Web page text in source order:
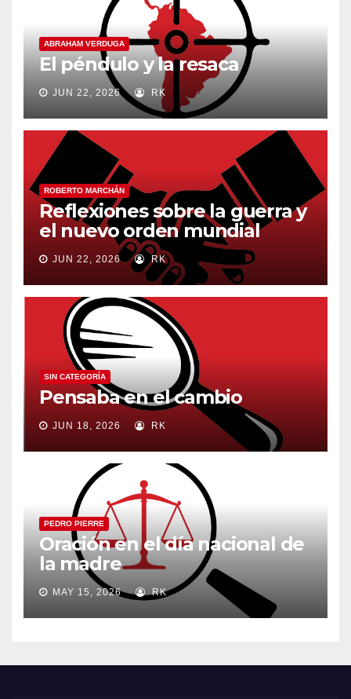
ABRAHAM VERDUGA
El péndulo y la resaca
JUN 22, 2026 RK
ROBERTO MARCHÁN
Reflexiones sobre la guerra y
el nuevo orden mundial
JUN 22, 2026 RK
SIN CATEGORÍA
Pensaba en el cambio
JUN 18, 2026 RK
PEDRO PIERRE
Oración en el día nacional de
la madre
MAY 15, 2026 RK